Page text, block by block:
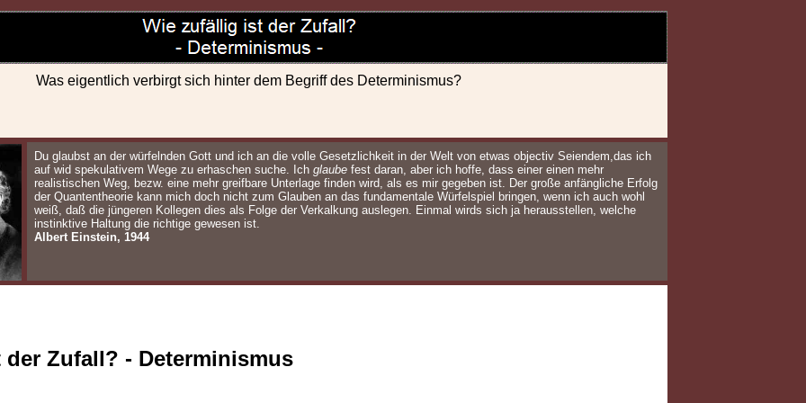
Was eigentlich verbirgt sich hinter dem Begriff des Determinismus?
Du glaubst an der würfelnden Gott und ich an die volle Gesetzlichkeit in der Welt von etwas objectiv Seiendem,das ich
auf wid spekulativem Wege zu erhaschen suche. Ich glaubefest daran, aber ich hoffe, dass einer einen mehr
realistischen Weg, bezw. eine mehr greifbare Unterlage finden wird, als es mir gegeben ist. Der große anfängliche Erfolg
der Quantentheorie kann mich doch nicht zum Glauben an das fundamentale Würfelspiel bringen, wenn ich auch wohl
weiß, daß die jüngeren Kollegen dies als Folge der Verkalkung auslegen. Einmal wirds sich ja herausstellen, welche
instinktive Haltung die richtige gewesen ist.
Albert Einstein, 1944
Zufall? - Determinismus